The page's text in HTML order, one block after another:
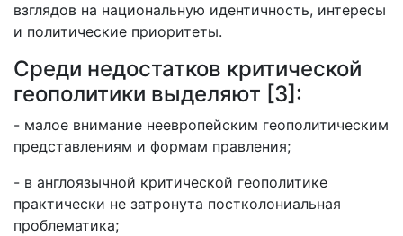
взглядов на национальную идентичность, интересы
и политические приоритеты.
Среди недостатков критической
геополитики выделяют [3]:
- малое внимание неевропейским геополитическим
представлениям и формам правления;
- в англоязычной критической геополитике
практически не затронута постколониальная
проблематика;